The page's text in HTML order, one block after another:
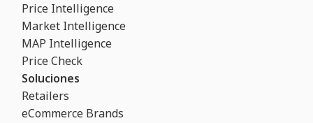
Price Intelligence
Market Intelligence
MAP Intelligence
Price Check
Soluciones
Retailers
eCommerce Brands